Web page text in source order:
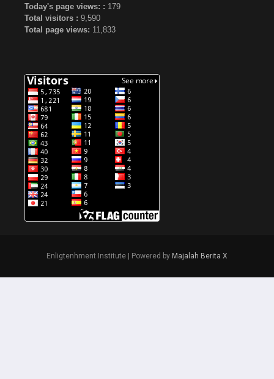
Today's page views: : 179
Total visitors : 9,590
Total page views: 11,833
Enligtenhment Institute | Powered by Majalah Berita X